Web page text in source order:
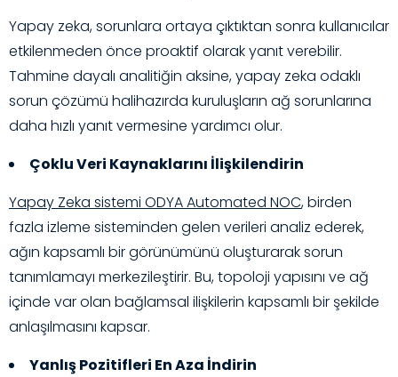
Yapay zeka, sorunlara ortaya çıktıktan sonra kullanıcılar
etkilenmeden önce proaktif olarak yanıt verebilir.
Tahmine dayalı analitiğin aksine, yapay zeka odaklı
sorun çözümü halihazırda kuruluşların ağ sorunlarına
daha hızlı yanıt vermesine yardımcı olur.
Çoklu Veri Kaynaklarını İlişkilendirin
Yapay Zeka sistemi ODYA Automated NOC, birden
fazla izleme sisteminden gelen verileri analiz ederek,
ağın kapsamlı bir görünümünü oluşturarak sorun
tanımlamayı merkezileştirir. Bu, topoloji yapısını ve ağ
içinde var olan bağlamsal ilişkilerin kapsamlı bir şekilde
anlaşılmasını kapsar.
Yanlış Pozitifleri En Aza İndirin